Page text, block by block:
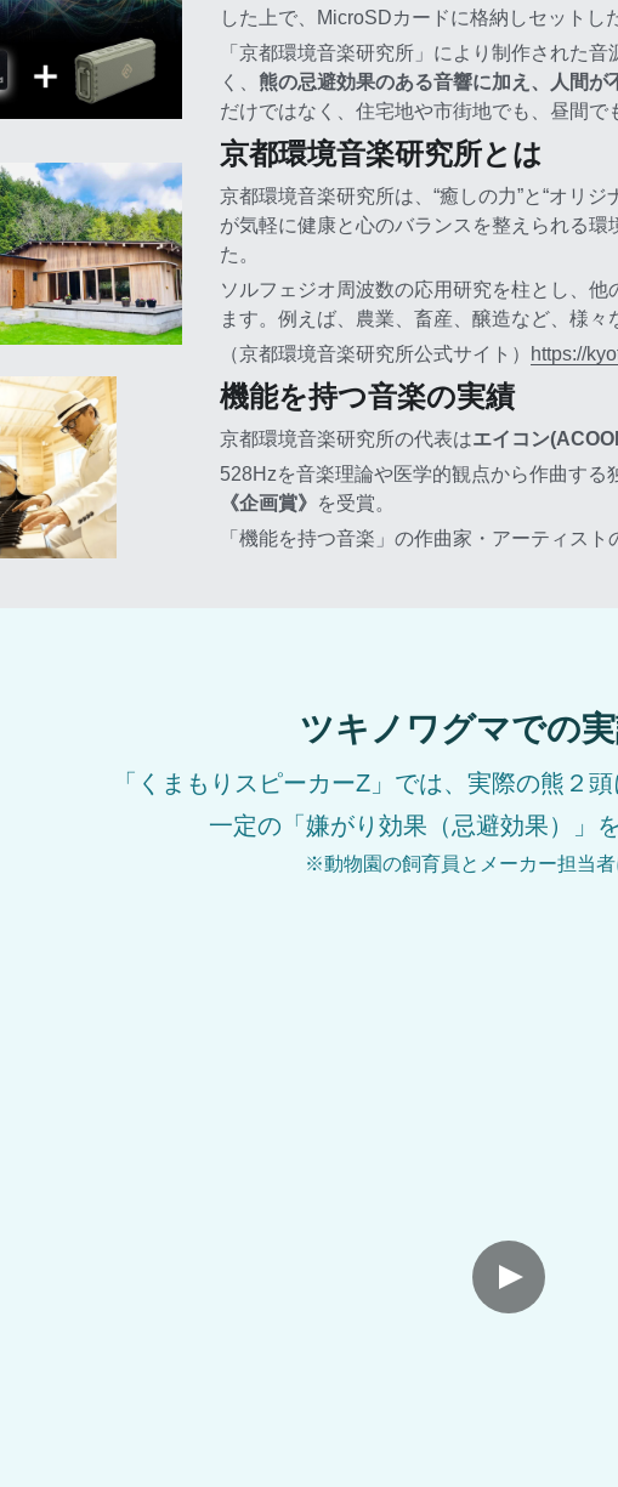
した上で、MicroSDカードに格納しセットし
「京都環境音楽研究所」により制作された音
く、 熊の忌避効果のある音響に加え、人間が
だけではなく、住宅地や市街地でも、昼間で
京都環境音楽研究所とは
京都環境音楽研究所は、“癒しの力”と“オリ
が気軽に健康と心のバランスを整えられる
た。
ソルフェジオ周波数の応用研究を柱とし、
ます。例えば、農業、畜産、醸造など、様々
（京都環境音楽研究所公式サイト）
https://
機能を持つ音楽の実績
京都環境音楽研究所の代表はエイコン
528Hzを音楽理論や医学的観点から作曲する
《企画賞》 を受賞。
「機能を持つ音楽」の作曲家・アーティスト
ツキノワグマでの
「くまもりスピーカーZ」では、実際の熊２
一定の「嫌がり効果（忌避効果）」
※動物園の飼育員とメーカー担当